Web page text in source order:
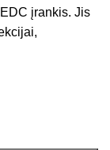
įrankis. Jis